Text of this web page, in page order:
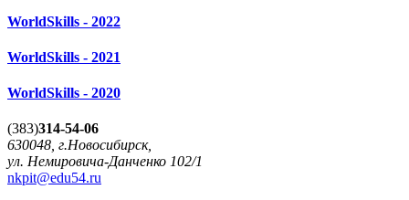
WorldSkills - 2022
WorldSkills - 2021
WorldSkills - 2020
(383)314-54-06
630048, г.Новосибирск,
ул. Немировича-Данченко 102/1
nkpit@edu54.ru